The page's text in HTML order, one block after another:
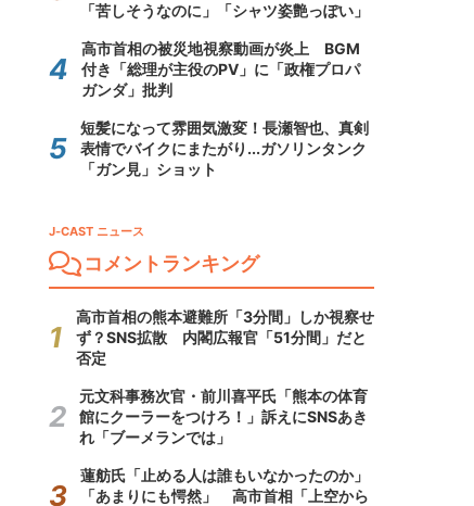
「苦しそうなのに」「シャツ姿艶っぽい」
高市首相の被災地視察動画が炎上 BGM
付き「総理が主役のPV」に「政権プロパ
ガンダ」批判
短髪になって雰囲気激変！長瀬智也、真剣
表情でバイクにまたがり...ガソリンタンク
「ガン見」ショット
J-CAST ニュース
コメントランキング
高市首相の熊本避難所「3分間」しか視察せ
ず？SNS拡散 内閣広報官「51分間」だと
否定
元文科事務次官・前川喜平氏「熊本の体育
館にクーラーをつけろ！」訴えにSNSあき
れ「ブーメランでは」
蓮舫氏「止める人は誰もいなかったのか」
「あまりにも愕然」 高市首相「上空から